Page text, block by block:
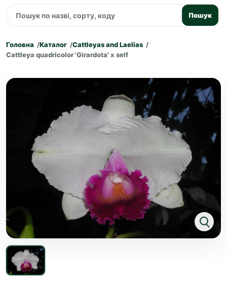
Пошук
Головна Каталог
Cattleyas and Laelias
Cattleya quadricolor 'Girardota' x self